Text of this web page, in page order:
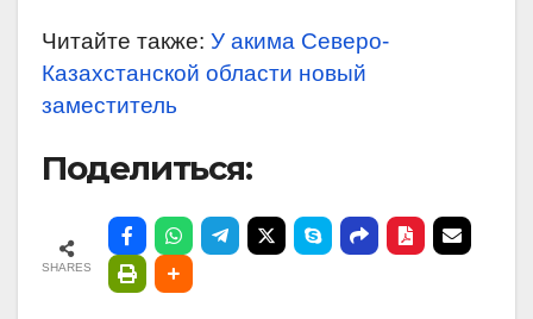
Читайте также: У акима Северо-
Казахстанской области новый
заместитель
Поделиться:
SHARES